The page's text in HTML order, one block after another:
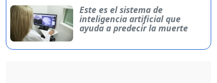
Este es el sistema de
inteligencia artificial que
ayuda a predecir la muerte